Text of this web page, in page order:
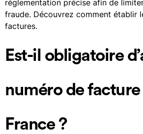
réglementation précise afin de
fraude. Découvrez comment établir
factures.
Est-il obligatoire
numéro de facture
France ?